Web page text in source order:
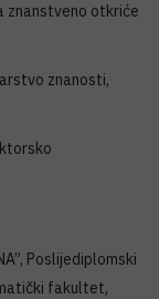
znanstveno otkriće
znanosti,
Poslijediplomski
fakultet,